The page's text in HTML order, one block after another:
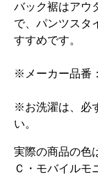
バック裾はアウ
で、パンツスタ
すすめです。
※メーカー品番
※お洗濯は、必
い。
実際の商品の色
Ｃ・モバイルモ